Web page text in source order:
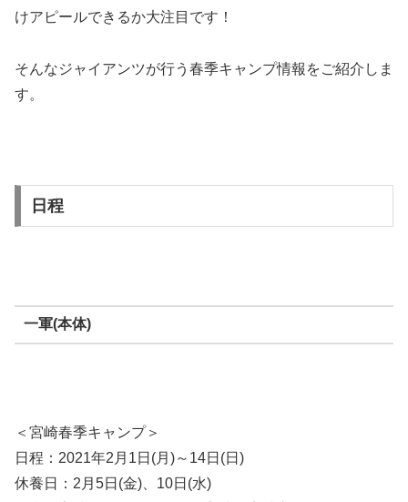
けアピールできるか大注目です！
そんなジャイアンツが行う春季キャンプ情報をご紹介しま
す。
日程
一軍(本体)
＜宮崎春季キャンプ＞
日程：2021年2月1日(月)～14日(日)
休養日：2月5日(金)、10日(水)